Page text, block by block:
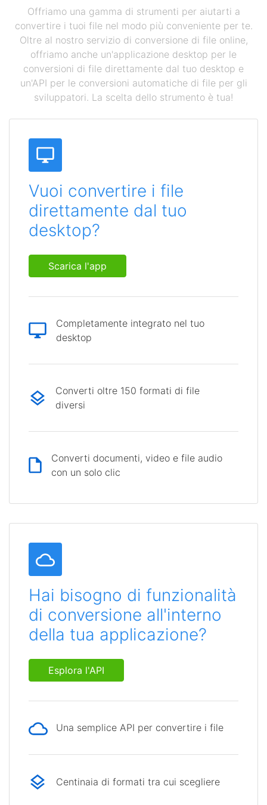
Offriamo una gamma di strumenti per aiutarti a
convertire i tuoi file nel modo più conveniente per te.
Oltre al nostro servizio di conversione di file online,
offriamo anche un'applicazione desktop per le
conversioni di file direttamente dal tuo desktop e
un'API per le conversioni automatiche di file per gli
sviluppatori. La scelta dello strumento è tua!
Vuoi convertire i file
direttamente dal tuo
desktop?
Scarica l'app
Completamente integrato nel tuo
desktop
Converti oltre 150 formati di file
diversi
Converti documenti, video e file audio
con un solo clic
Hai bisogno di funzionalità
di conversione all'interno
della tua applicazione?
Esplora l'API
Una semplice API per convertire i file
Centinaia di formati tra cui scegliere